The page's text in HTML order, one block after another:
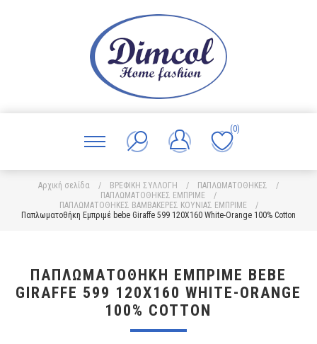
(0)
Αρχική σελίδα / ΒΡΕΦΙΚΗ ΣΥΛΛΟΓΗ / ΠΑΠΛΩΜΑΤΟΘΗΚΕΣ
/
ΠΑΠΛΩΜΑΤΟΘΗΚΕΣ ΕΜΠΡΙΜΕ
/
ΠΑΠΛΩΜΑΤΟΘΗΚΕΣ ΒΑΜΒΑΚΕΡΕΣ ΚΟΥΝΙΑΣ ΕΜΠΡΙΜΕ
/
Παπλωματοθήκη Εμπριμέ bebe Giraffe 599 120X160 White-Orange 100% Cotton
ΠΑΠΛΩΜΑΤΟΘΉΚΗ ΕΜΠΡΙΜΈ BEBE
GIRAFFE 599 120X160 WHITE-ORANGE
100% COTTON